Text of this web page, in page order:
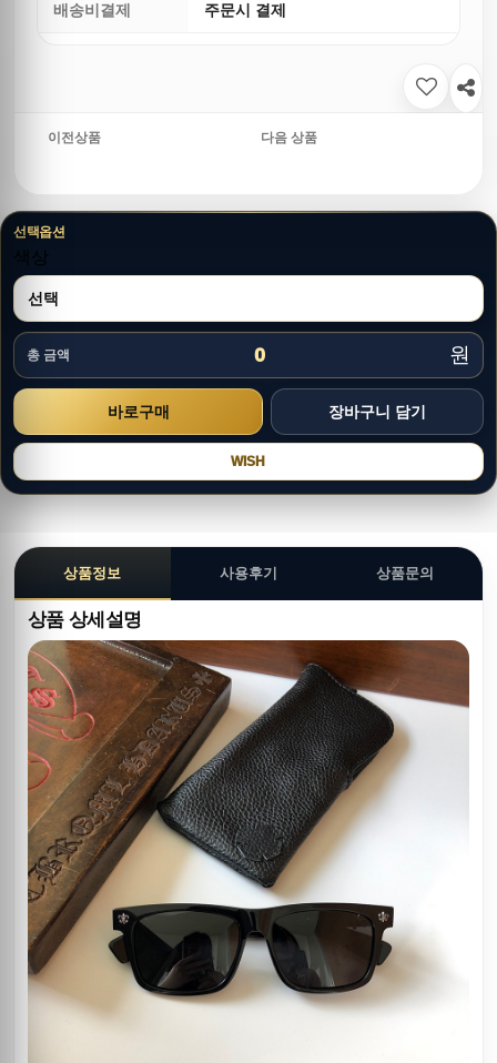
배송비결제 주문시 결제
이전상품 다음 상품
선택옵션
색상
총 금액 0 원
WISH
상품정보 사용후기 상품문의
상품 상세설명